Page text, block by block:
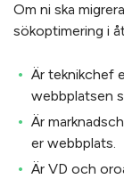
Om ni ska
sökoptimering i
Är teknikchef
webbplatsen
Är
er webbplats.
Är VD och